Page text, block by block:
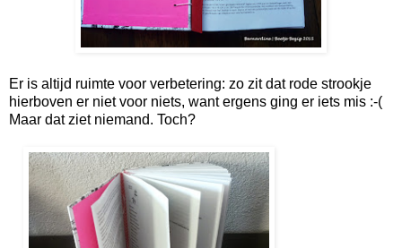
Er is altijd ruimte voor verbetering: zo zit dat rode strookje
hierboven er niet voor niets, want ergens ging er iets mis :-(
Maar dat ziet niemand. Toch?